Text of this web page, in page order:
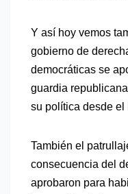
Y así hoy vemos
gobierno de
democráticas se
guardia
su política desde el
También el
consecuencia del
aprobaron para